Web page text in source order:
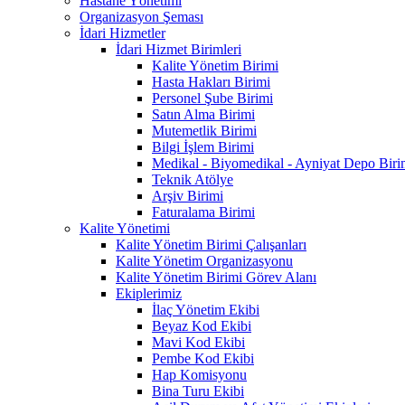
Organizasyon Şeması
İdari Hizmetler
İdari Hizmet Birimleri
Kalite Yönetim Birimi
Hasta Hakları Birimi
Personel Şube Birimi
Satın Alma Birimi
Mutemetlik Birimi
Bilgi İşlem Birimi
Medikal - Biyomedikal - Ayniyat Depo
Teknik Atölye
Arşiv Birimi
Faturalama Birimi
Kalite Yönetimi
Kalite Yönetim Birimi Çalışanları
Kalite Yönetim Organizasyonu
Kalite Yönetim Birimi Görev Alanı
Ekiplerimiz
İlaç Yönetim Ekibi
Beyaz Kod Ekibi
Mavi Kod Ekibi
Pembe Kod Ekibi
Hap Komisyonu
Bina Turu Ekibi